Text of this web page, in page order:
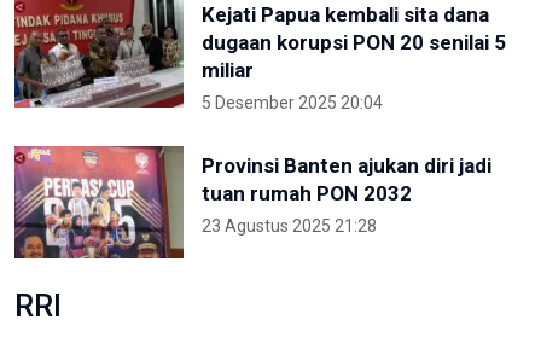
Kejati Papua kembali sita dana
dugaan korupsi PON 20 senilai 5
miliar
5 Desember 2025 20:04
Provinsi Banten ajukan diri jadi
tuan rumah PON 2032
23 Agustus 2025 21:28
RRI